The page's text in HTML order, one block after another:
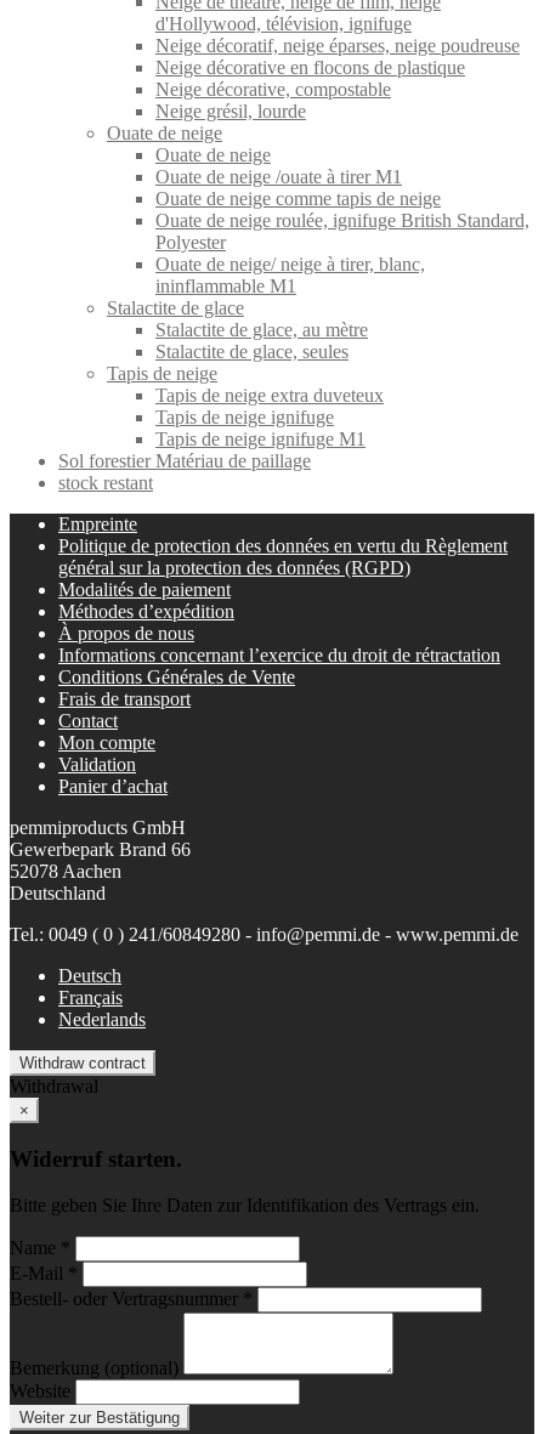
d'Hollywood, télévision, ignifuge
Neige décoratif, neige éparses, neige poudreuse
Neige décorative en flocons de plastique
Neige décorative, compostable
Neige grésil, lourde
Ouate de neige
Ouate de neige
Ouate de neige /ouate à tirer M1
Ouate de neige comme tapis de neige
Ouate de neige roulée, ignifuge British Standard,
Polyester
Ouate de neige/ neige à tirer, blanc,
ininflammable M1
Stalactite de glace
Stalactite de glace, au mètre
Stalactite de glace, seules
Tapis de neige
Tapis de neige extra duveteux
Tapis de neige ignifuge
Tapis de neige ignifuge M1
Sol forestier Matériau de paillage
stock restant
Empreinte
Politique de protection des données en vertu du Règlement
général sur la protection des données (RGPD)
Modalités de paiement
Méthodes d’expédition
À propos de nous
Informations concernant l’exercice du droit de rétractation
Conditions Générales de Vente
Frais de transport
Contact
Mon compte
Validation
Panier d’achat
pemmiproducts GmbH
Gewerbepark Brand 66
52078 Aachen
Deutschland
Tel.: 0049 ( 0 ) 241/60849280 - info@pemmi.de - www.pemmi.de
Deutsch
Français
Nederlands
Withdraw contract
Withdrawal
×
Widerruf starten.
Bitte geben Sie Ihre Daten zur Identifikation des Vertrags ein.
Name *
E-Mail *
Bestell- oder Vertragsnummer *
Bemerkung (optional)
Website
Weiter zur Bestätigung